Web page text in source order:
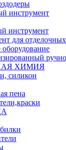
инструмент
инструмент
для
ХИМИЯ
силикон
пена